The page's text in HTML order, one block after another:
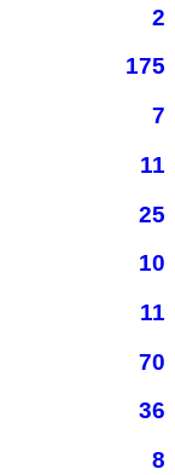
2
175
7
11
25
10
11
70
36
8